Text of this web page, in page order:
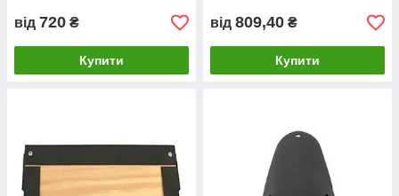
від 720 ₴
Купити
від 809,40 ₴
Купити